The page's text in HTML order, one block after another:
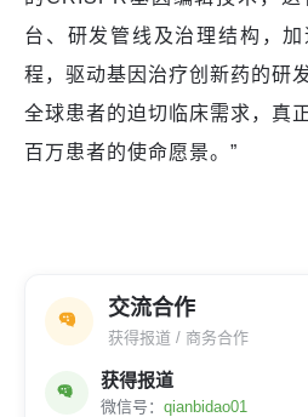
台、研发管线及治理结构，
程，驱动基因治疗创新药的研
全球患者的迫切临床需求，真
百万患者的使命愿景。”
交流合作
获得报道 / 商务合作
获得报道
微信号： qianbidao01